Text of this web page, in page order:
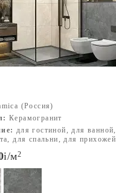
(Россия)
Керамогранит
для гостиной, для ванной,
для спальни, для прихожей
i/м2